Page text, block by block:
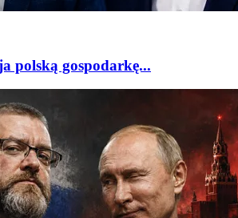
polską gospodarkę...